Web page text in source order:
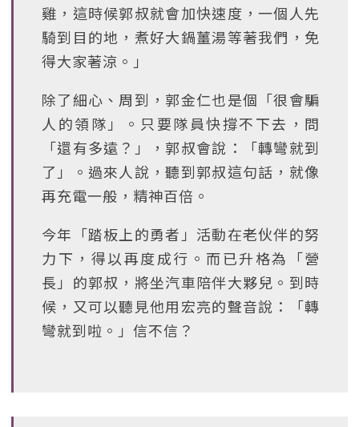
雞，這時候郭叔就會加快速度，一個人先
騎到目的地，煮好大鍋薑湯等著我們，免
得大家著涼。」
除了細心、周到，郭金仁也是個「很會騙
人的領隊」。只要隊員快撐不下去，問
「還有多遠？」，郭叔會說：「轉彎就到
了」。過來人說，聽到郭叔這句話，就像
再充電一般，精神百倍。
今年「踏板上的勇者」活動在老伙伴的努
力下，得以再度成行。而已升格為「營
長」的郭叔，將坐汽車陪伴大夥兒。到時
候，又可以聽見他用宏亮的聲音說：「轉
彎就到啦。」信不信？